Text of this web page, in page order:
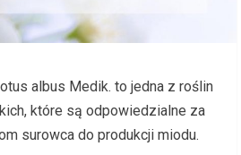
albus Medik. to jedna z roślin
które są odpowiedzialne za
surowca do produkcji miodu.